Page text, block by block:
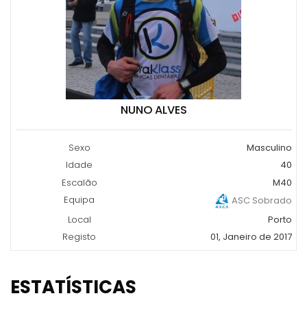
NUNO ALVES
Sexo
Masculino
Idade
40
Escalão
M40
Equipa
ASC Sobrado
Local
Porto
Registo
01, Janeiro de 2017
ESTATÍSTICAS